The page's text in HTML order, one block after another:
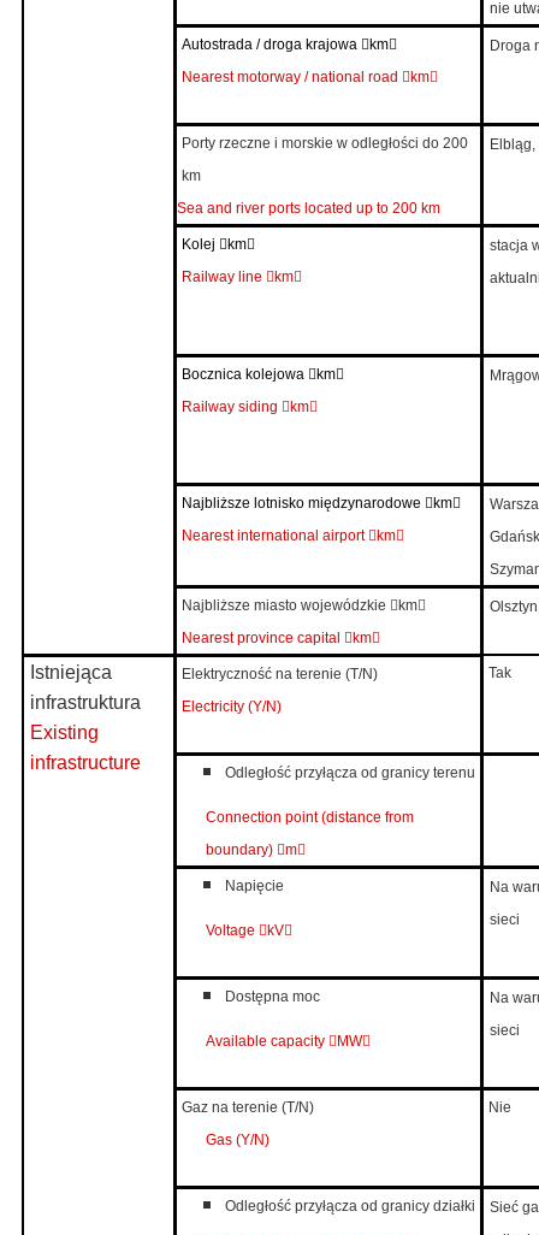
nie
Autostrada / droga krajowa km
Nearest motorway / national road km
Droga
Porty rzeczne i morskie w odległości do 200
km
Sea and river ports located up to 200 km
Elbląg,
Kolej km
Railway line km
stacja
Bocznica kolejowa km
Railway siding km
Najbliższe lotnisko międzynarodowe km
Nearest international airport km
Najbliższe miasto wojewódzkie  km
Nearest province capital km
Istniejąca
infrastruktura
Existing
infrastructure
Elektryczność na terenie (T/N)
Electricity (Y/N)
Tak
Odległość przyłącza od granicy terenu
Connection point (distance from
boundary) m
Napięcie
Voltage kV
Na
sieci
Dostępna moc
Available capacity  MW
Na
sieci
Gaz na terenie (T/N)
Gas (Y/N)
Nie
Odległość przyłącza od granicy działki
Sieć